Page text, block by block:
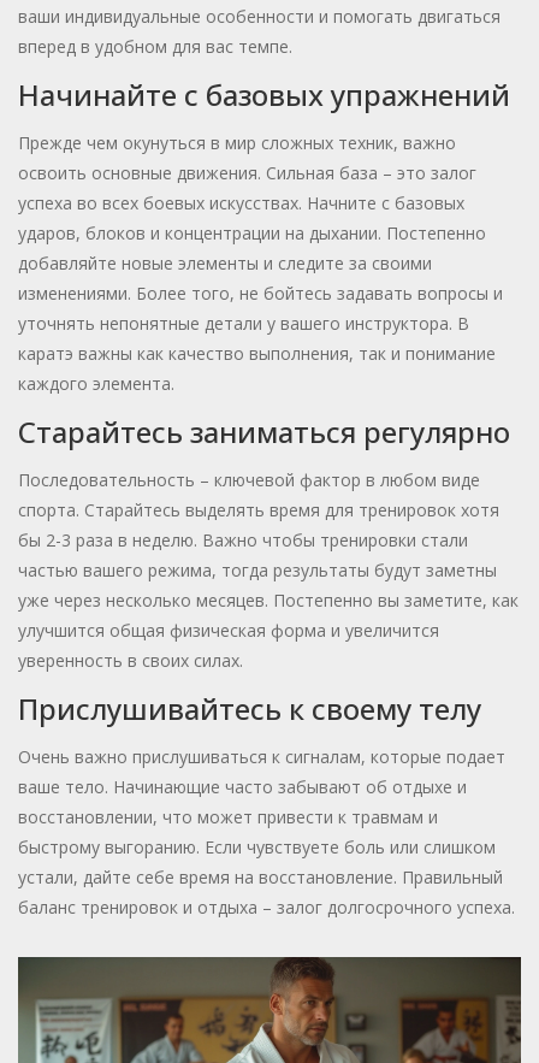
ваши индивидуальные особенности и помогать двигаться
вперед в удобном для вас темпе.
Начинайте с базовых упражнений
Прежде чем окунуться в мир сложных техник, важно
освоить основные движения. Сильная база – это залог
успеха во всех боевых искусствах. Начните с базовых
ударов, блоков и концентрации на дыхании. Постепенно
добавляйте новые элементы и следите за своими
изменениями. Более того, не бойтесь задавать вопросы и
уточнять непонятные детали у вашего инструктора. В
каратэ важны как качество выполнения, так и понимание
каждого элемента.
Старайтесь заниматься регулярно
Последовательность – ключевой фактор в любом виде
спорта. Старайтесь выделять время для тренировок хотя
бы 2-3 раза в неделю. Важно чтобы тренировки стали
частью вашего режима, тогда результаты будут заметны
уже через несколько месяцев. Постепенно вы заметите, как
улучшится общая физическая форма и увеличится
уверенность в своих силах.
Прислушивайтесь к своему телу
Очень важно прислушиваться к сигналам, которые подает
ваше тело. Начинающие часто забывают об отдыхе и
восстановлении, что может привести к травмам и
быстрому выгоранию. Если чувствуете боль или слишком
устали, дайте себе время на восстановление. Правильный
баланс тренировок и отдыха – залог долгосрочного успеха.